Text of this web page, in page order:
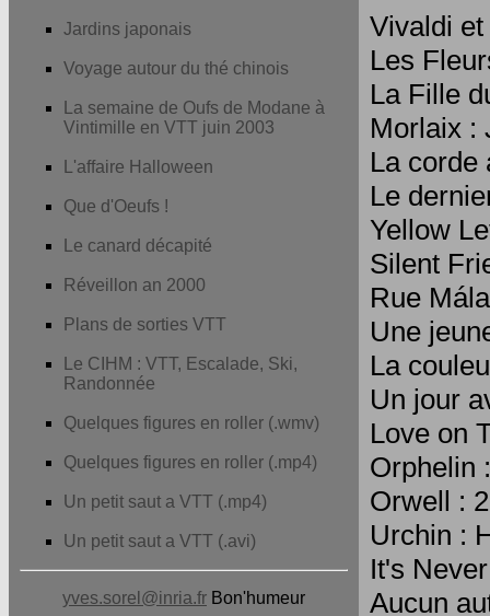
Jardins japonais
Voyage autour du thé chinois
La semaine de Oufs de Modane à
Vintimille en VTT juin 2003
L'affaire Halloween
Que d'Oeufs !
Le canard décapité
Réveillon an 2000
Plans de sorties VTT
Le CIHM : VTT, Escalade, Ski,
Randonnée
Quelques figures en roller (.wmv)
Quelques figures en roller (.mp4)
Un petit saut a VTT (.mp4)
Un petit saut a VTT (.avi)
yves.sorel@inria.fr Bon'humeur
Vivaldi
Les
La Fille
Morlaix :
La corde
Le
Yellow
Silent
Rue
Une
La
Un jour
Love on
Orphelin
Orwell :
Urchin :
It's
Aucun